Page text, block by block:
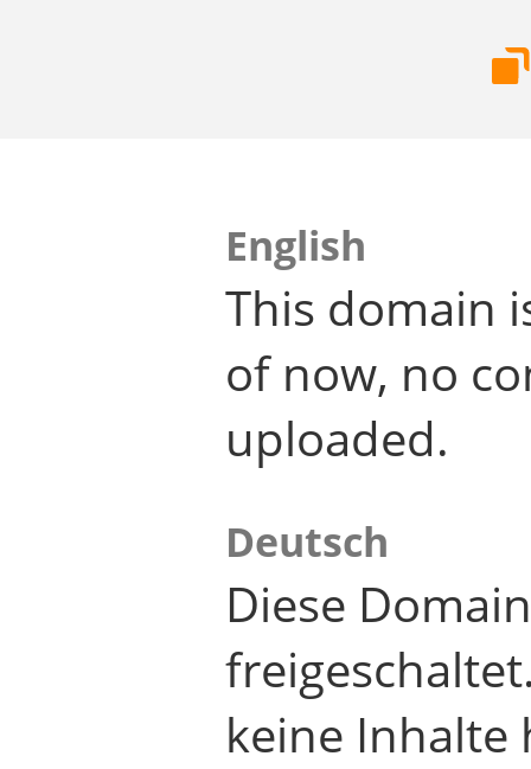
English
This domain
of now, no
uploaded.
Deutsch
Diese
keine Inhalte